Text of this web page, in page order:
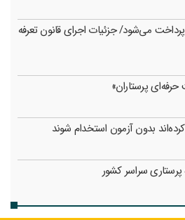
با 6 ماه تاخیر پرداخت می‌شود/ جزئیات اجرای قانون تعرفه
پرستاران»
بدون آزمون استخدام شوند
پرستاری سراسر کشور